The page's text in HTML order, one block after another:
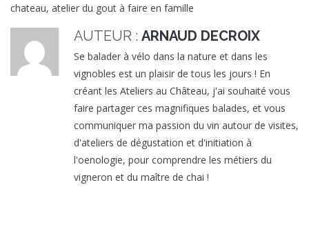
chateau, atelier du gout à faire en famille
AUTEUR : ARNAUD DECROIX
Se balader à vélo dans la nature et dans les
vignobles est un plaisir de tous les jours ! En
créant les Ateliers au Château, j'ai souhaité vous
faire partager ces magnifiques balades, et vous
communiquer ma passion du vin autour de visites,
d'ateliers de dégustation et d'initiation à
l'oenologie, pour comprendre les métiers du
vigneron et du maître de chai !